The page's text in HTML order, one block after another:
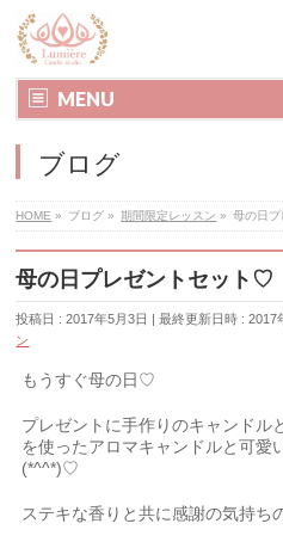
MENU
ブログ
HOME » ブログ » 期間限定レッスン » 母の日
母の日プレゼントセット♡
投稿日 : 2017年5月3日 最終更新日時 : 2017
ン
もうすぐ母の日♡
プレゼントに手作りのキャンドル
を使ったアロマキャンドルと可愛
(*^^*)♡
ステキな香りと共に感謝の気持ち